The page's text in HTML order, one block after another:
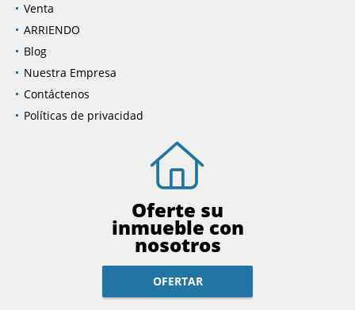
Venta
ARRIENDO
Blog
Nuestra Empresa
Contáctenos
Políticas de privacidad
Oferte su
inmueble con
nosotros
OFERTAR